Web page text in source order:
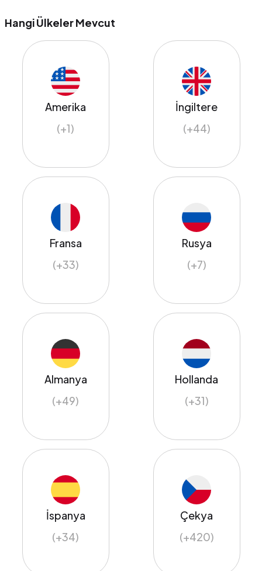
Hangi Ülkeler Mevcut
Amerika
(+1)
İngiltere
(+44)
Fransa
(+33)
Rusya
(+7)
Almanya
(+49)
Hollanda
(+31)
İspanya
(+34)
Çekya
(+420)